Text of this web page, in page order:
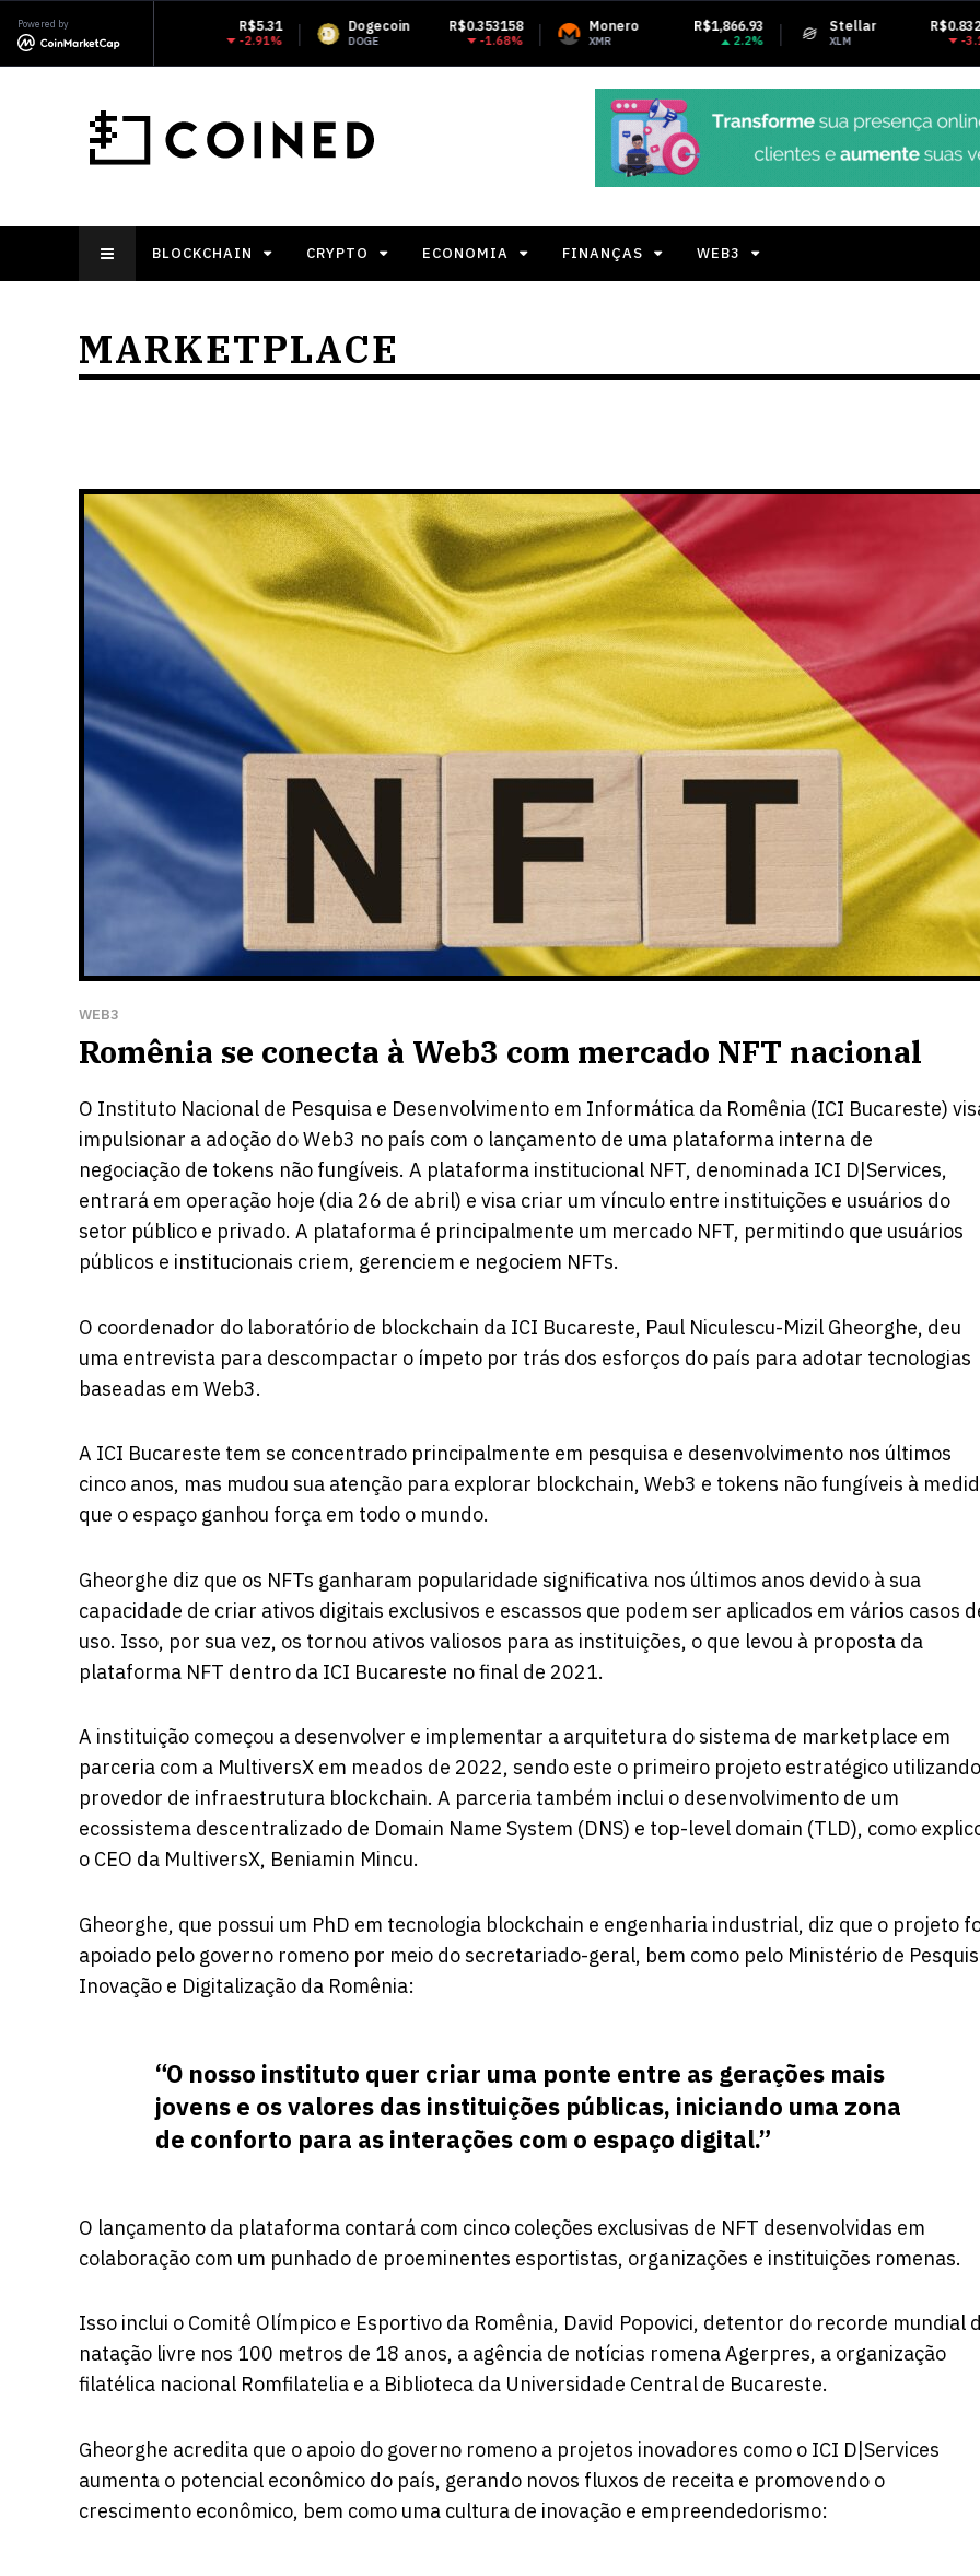
Powered by
-2.91%
Dogecoin R$0.353158
DOGE -1.68%
Monero R$1,866.93
2.2%
Stellar R$0.832062
-3.12%
Tether
USDT
BLOCKCHAIN CRYPTO ECONOMIA FINANÇAS WEB3
MARKETPLACE
WEB3
Romênia se conecta à Web3 com mercado NFT nacional
O Instituto Nacional de Pesquisa e Desenvolvimento em Informática da Romênia (ICI Bucareste)
impulsionar a adoção do Web3 no país com o lançamento de uma plataforma interna de
negociação de tokens não fungíveis. A plataforma institucional NFT, denominada ICI D|Services,
entrará em operação hoje (dia 26 de abril) e visa criar um vínculo entre instituições e usuários do
setor público e privado. A plataforma é principalmente um mercado NFT, permitindo que usuários
públicos e institucionais criem, gerenciem e negociem NFTs.
O coordenador do laboratório de blockchain da ICI Bucareste, Paul Niculescu-Mizil Gheorghe, deu
uma entrevista para descompactar o ímpeto por trás dos esforços do país para adotar tecnologias
baseadas em Web3.
A ICI Bucareste tem se concentrado principalmente em pesquisa e desenvolvimento nos últimos
cinco anos, mas mudou sua atenção para explorar blockchain, Web3 e tokens não fungíveis à
que o espaço ganhou força em todo o mundo.
Gheorghe diz que os NFTs ganharam popularidade significativa nos últimos anos devido à sua
capacidade de criar ativos digitais exclusivos e escassos que podem ser aplicados em vários casos
uso. Isso, por sua vez, os tornou ativos valiosos para as instituições, o que levou à proposta da
plataforma NFT dentro da ICI Bucareste no final de 2021.
A instituição começou a desenvolver e implementar a arquitetura do sistema de marketplace em
parceria com a MultiversX em meados de 2022, sendo este o primeiro projeto estratégico
provedor de infraestrutura blockchain. A parceria também inclui o desenvolvimento de um
ecossistema descentralizado de Domain Name System (DNS) e top-level domain (TLD), como
o CEO da MultiversX, Beniamin Mincu.
Gheorghe, que possui um PhD em tecnologia blockchain e engenharia industrial, diz que o projeto
apoiado pelo governo romeno por meio do secretariado-geral, bem como pelo Ministério de
Inovação e Digitalização da Romênia:
“O nosso instituto quer criar uma ponte entre as gerações mais
jovens e os valores das instituições públicas, iniciando uma zona
de conforto para as interações com o espaço digital.”
O lançamento da plataforma contará com cinco coleções exclusivas de NFT desenvolvidas em
colaboração com um punhado de proeminentes esportistas, organizações e instituições romenas.
Isso inclui o Comitê Olímpico e Esportivo da Romênia, David Popovici, detentor do recorde mundial
natação livre nos 100 metros de 18 anos, a agência de notícias romena Agerpres, a organização
filatélica nacional Romfilatelia e a Biblioteca da Universidade Central de Bucareste.
Gheorghe acredita que o apoio do governo romeno a projetos inovadores como o ICI D|Services
aumenta o potencial econômico do país, gerando novos fluxos de receita e promovendo o
crescimento econômico, bem como uma cultura de inovação e empreendedorismo: